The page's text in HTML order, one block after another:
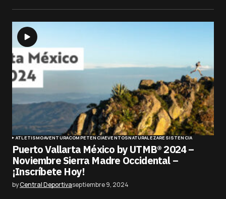
ATLETISMOAVENTURACOMPETENCIAEVENTOSNATURALEZARESISTENCIA
Puerto Vallarta México by UTMB® 2024 –
Noviembre Sierra Madre Occidental –
¡Inscríbete Hoy!
byCentral Deportivaseptiembre 9, 2024